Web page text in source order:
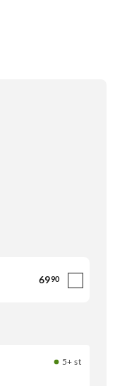
6990
5+ st